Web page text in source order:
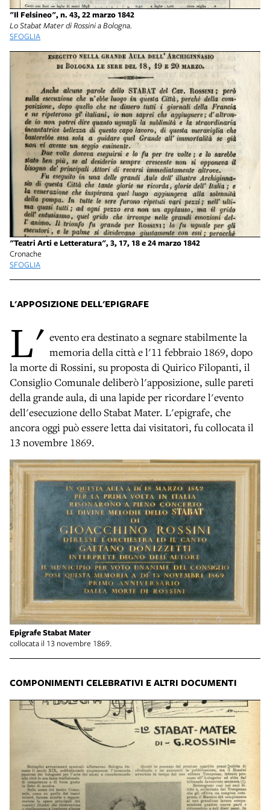
"Il Felsineo", n. 43, 22 marzo 1842
Lo Stabat Mater di Rossini a Bologna.
SFOGLIA
"Teatri Arti e Letteratura", 3, 17, 18 e 24 marzo 1842
Cronache
SFOGLIA
L'APPOSIZIONE DELL'EPIGRAFE
L' evento era destinato a segnare stabilmente la
memoria della città e l'11 febbraio 1869, dopo
la morte di Rossini, su proposta di Quirico Filopanti, il
Consiglio Comunale deliberò l'apposizione, sulle pareti
della grande aula, di una lapide per ricordare l'evento
dell'esecuzione dello Stabat Mater. L'epigrafe, che
ancora oggi può essere letta dai visitatori, fu collocata il
13 novembre 1869.
Epigrafe Stabat Mater
collocata il 13 novembre 1869.
COMPONIMENTI CELEBRATIVI E ALTRI DOCUMENTI